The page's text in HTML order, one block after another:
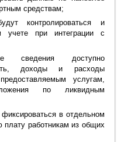
средствам;
контролироваться и
учете при интеграции с
сведения доступно
доходы и расходы
услугам,
по ликвидным
в отдельном
плату работникам из общих